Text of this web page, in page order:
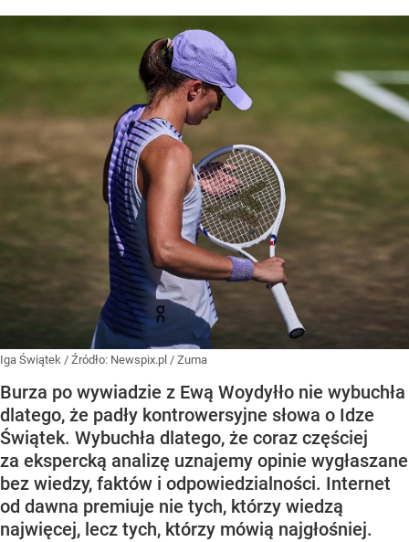
Iga Świątek / Źródło: Newspix.pl / Zuma
Burza po wywiadzie z Ewą Woydyłło nie wybuchła
dlatego, że padły kontrowersyjne słowa o Idze
Świątek. Wybuchła dlatego, że coraz częściej
za ekspercką analizę uznajemy opinie wygłaszane
bez wiedzy, faktów i odpowiedzialności. Internet
od dawna premiuje nie tych, którzy wiedzą
najwięcej, lecz tych, którzy mówią najgłośniej.